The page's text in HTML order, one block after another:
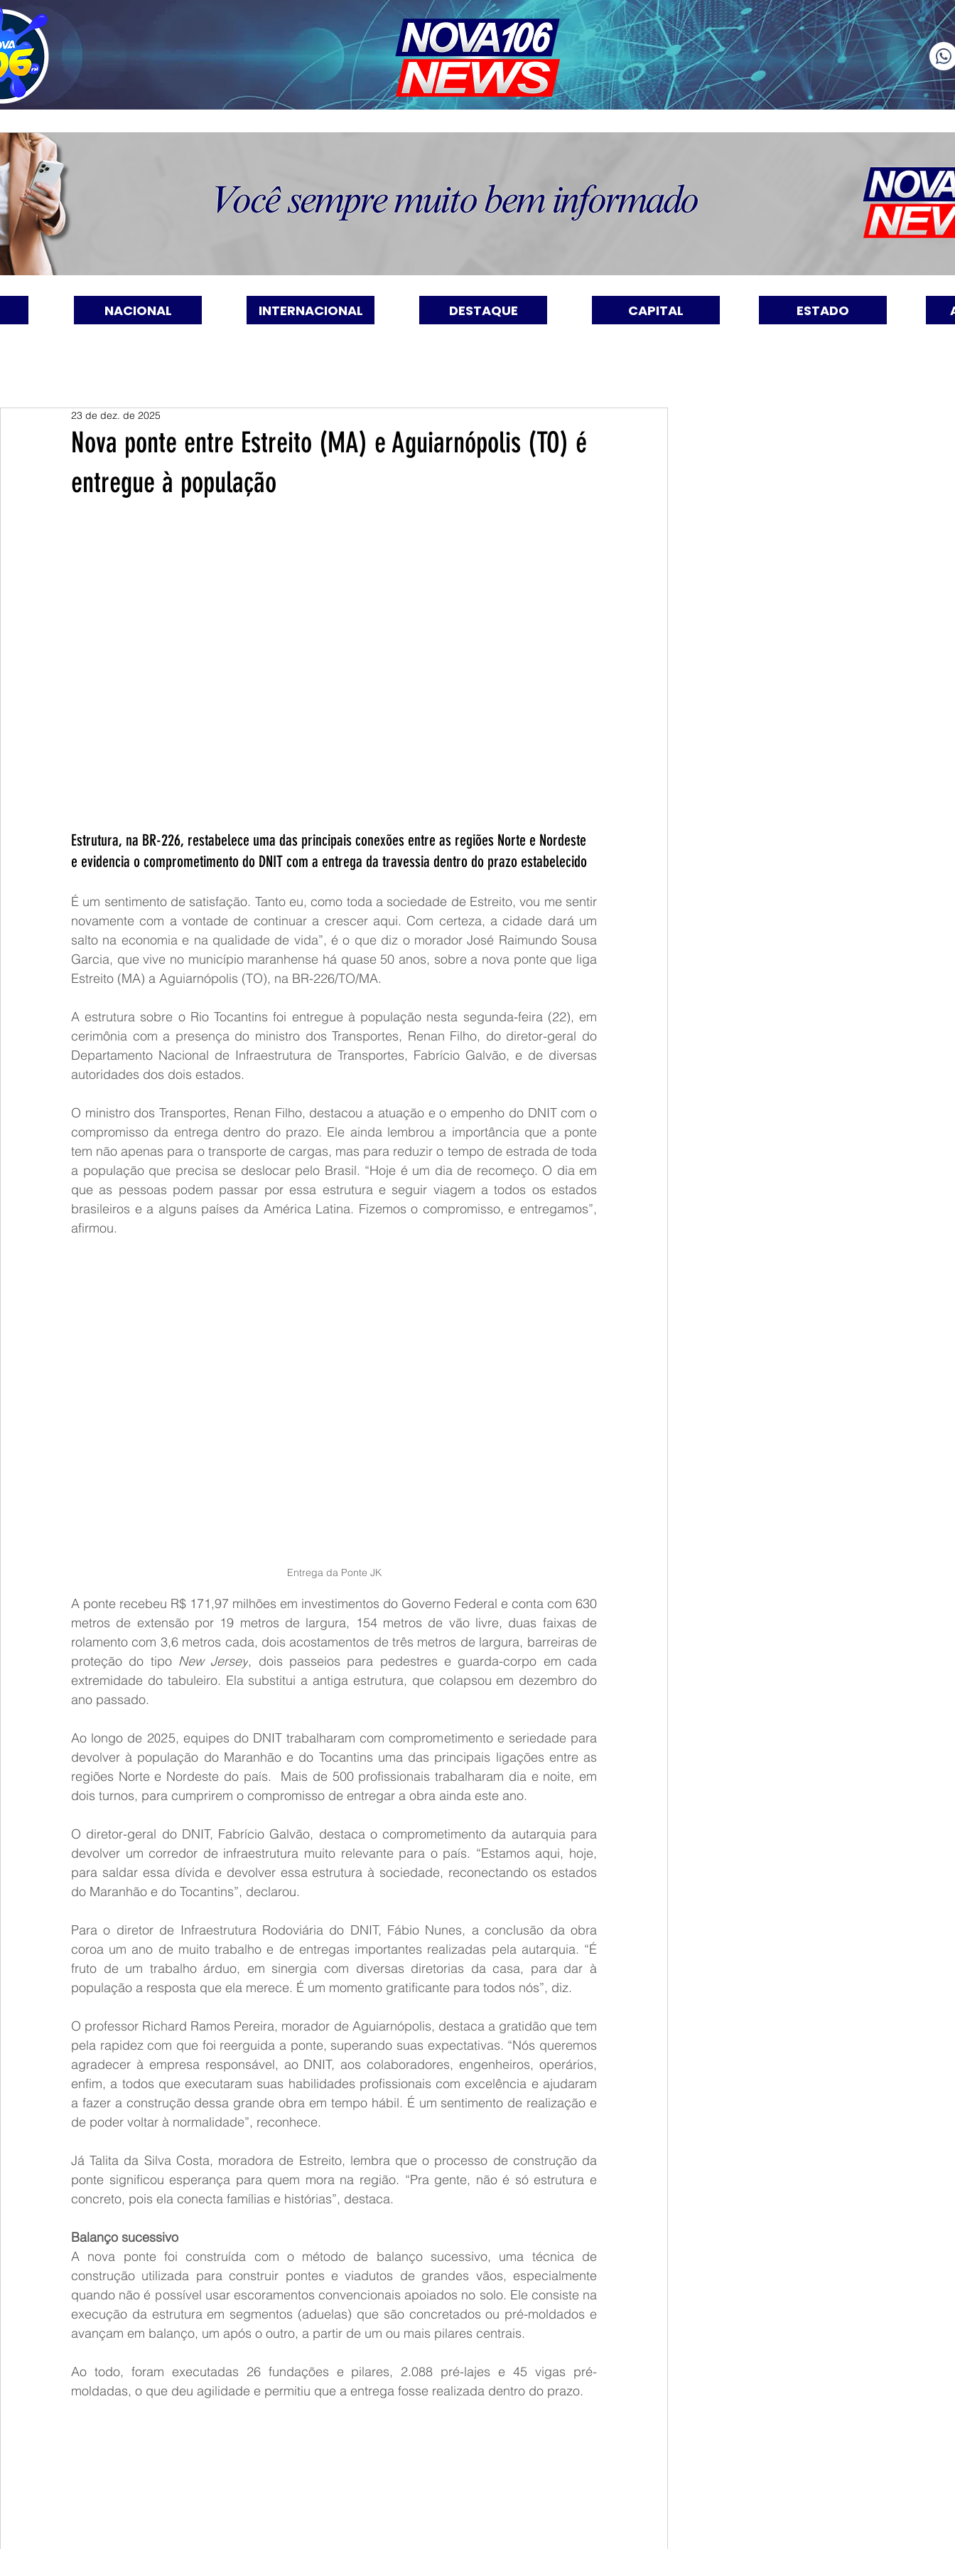
NACIONAL INTERNACIONAL DESTAQUE CAPITAL ESTADO
Nova ponte entre Estreito (MA) e Aguiarnópolis (TO) é
entregue à população
23 de dez. de 2025
Estrutura, na BR-226, restabelece uma das principais conexões entre as regiões Norte e Nordeste
e evidencia o comprometimento do DNIT com a entrega da travessia dentro do prazo estabelecido
É um sentimento de satisfação. Tanto eu, como toda a sociedade de Estreito, vou me sentir
novamente com a vontade de continuar a crescer aqui. Com certeza, a cidade dará um
salto na economia e na qualidade de vida”, é o que diz o morador José Raimundo Sousa
Garcia, que vive no município maranhense há quase 50 anos, sobre a nova ponte que liga
Estreito (MA) a Aguiarnópolis (TO), na BR-226/TO/MA.
A estrutura sobre o Rio Tocantins foi entregue à população nesta segunda-feira (22), em
cerimônia com a presença do ministro dos Transportes, Renan Filho, do diretor-geral do
Departamento Nacional de Infraestrutura de Transportes, Fabrício Galvão, e de diversas
autoridades dos dois estados.
O ministro dos Transportes, Renan Filho, destacou a atuação e o empenho do DNIT com o
compromisso da entrega dentro do prazo. Ele ainda lembrou a importância que a ponte
tem não apenas para o transporte de cargas, mas para reduzir o tempo de estrada de toda
a população que precisa se deslocar pelo Brasil. “Hoje é um dia de recomeço. O dia em
que as pessoas podem passar por essa estrutura e seguir viagem a todos os estados
brasileiros e a alguns países da América Latina. Fizemos o compromisso, e entregamos”,
afirmou.
Entrega da Ponte JK
A ponte recebeu R$ 171,97 milhões em investimentos do Governo Federal e conta com 630
metros de extensão por 19 metros de largura, 154 metros de vão livre, duas faixas de
rolamento com 3,6 metros cada, dois acostamentos de três metros de largura, barreiras de
proteção do tipo New Jersey, dois passeios para pedestres e guarda-corpo em cada
extremidade do tabuleiro. Ela substitui a antiga estrutura, que colapsou em dezembro do
ano passado.
Ao longo de 2025, equipes do DNIT trabalharam com comprometimento e seriedade para
devolver à população do Maranhão e do Tocantins uma das principais ligações entre as
regiões Norte e Nordeste do país.  Mais de 500 profissionais trabalharam dia e noite, em
dois turnos, para cumprirem o compromisso de entregar a obra ainda este ano.
O diretor-geral do DNIT, Fabrício Galvão, destaca o comprometimento da autarquia para
devolver um corredor de infraestrutura muito relevante para o país. “Estamos aqui, hoje,
para saldar essa dívida e devolver essa estrutura à sociedade, reconectando os estados
do Maranhão e do Tocantins”, declarou.
Para o diretor de Infraestrutura Rodoviária do DNIT, Fábio Nunes, a conclusão da obra
coroa um ano de muito trabalho e de entregas importantes realizadas pela autarquia. “É
fruto de um trabalho árduo, em sinergia com diversas diretorias da casa, para dar à
população a resposta que ela merece. É um momento gratificante para todos nós”, diz.
O professor Richard Ramos Pereira, morador de Aguiarnópolis, destaca a gratidão que tem
pela rapidez com que foi reerguida a ponte, superando suas expectativas. “Nós queremos
agradecer à empresa responsável, ao DNIT, aos colaboradores, engenheiros, operários,
enfim, a todos que executaram suas habilidades profissionais com excelência e ajudaram
a fazer a construção dessa grande obra em tempo hábil. É um sentimento de realização e
de poder voltar à normalidade”, reconhece.
Já Talita da Silva Costa, moradora de Estreito, lembra que o processo de construção da
ponte significou esperança para quem mora na região. “Pra gente, não é só estrutura e
concreto, pois ela conecta famílias e histórias”, destaca.
Balanço sucessivo
A nova ponte foi construída com o método de balanço sucessivo, uma técnica de
construção utilizada para construir pontes e viadutos de grandes vãos, especialmente
quando não é possível usar escoramentos convencionais apoiados no solo. Ele consiste na
execução da estrutura em segmentos (aduelas) que são concretados ou pré-moldados e
avançam em balanço, um após o outro, a partir de um ou mais pilares centrais.
Ao todo, foram executadas 26 fundações e pilares, 2.088 pré-lajes e 45 vigas pré-
moldadas, o que deu agilidade e permitiu que a entrega fosse realizada dentro do prazo.